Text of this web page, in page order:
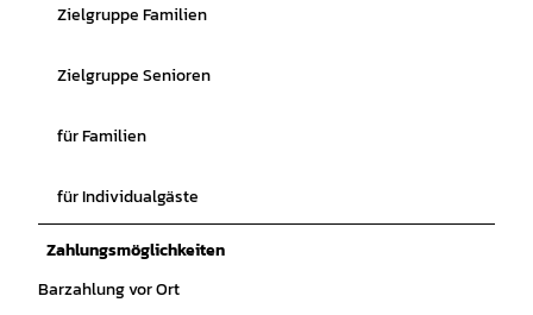
Zielgruppe Familien
Zielgruppe Senioren
für Familien
für Individualgäste
Zahlungsmöglichkeiten
Barzahlung vor Ort